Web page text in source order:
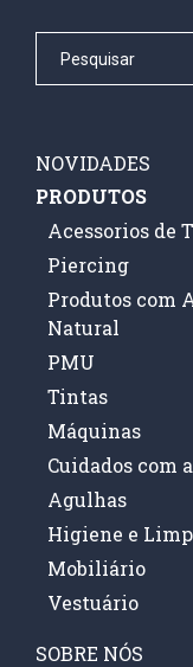
NOVIDADES
PRODUTOS
Acessorios de
Piercing
Produtos com
Natural
PMU
Tintas
Máquinas
Cuidados com
Agulhas
Higiene e
Mobiliário
Vestuário
SOBRE NÓS